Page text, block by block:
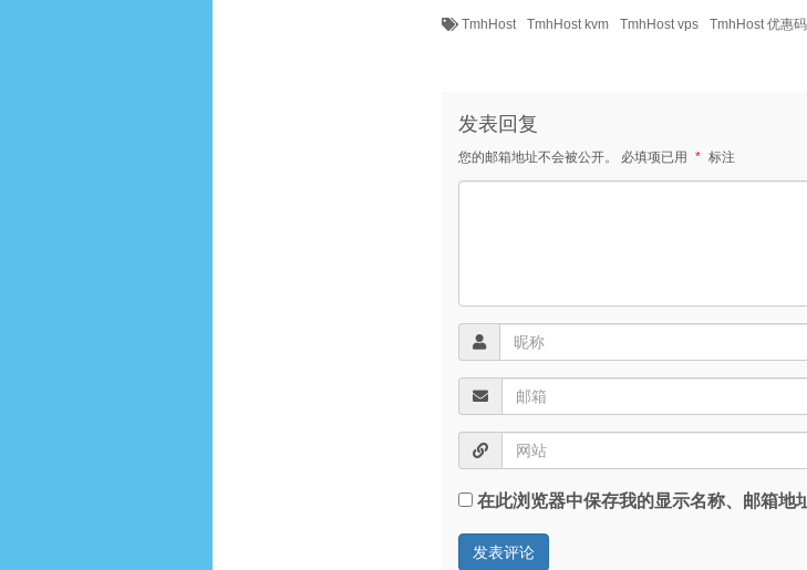
TmhHost TmhHost kvm TmhHost vps TmhHost 优惠码
发表回复
您的邮箱地址不会被公开。 必填项已用 * 标注
在此浏览器中保存我的显示名称、邮箱地